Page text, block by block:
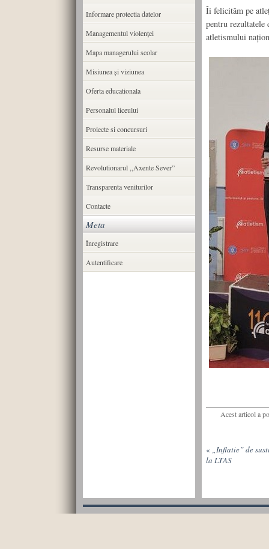
Îi felicităm pe
pentru
atletismului
Acest articol a
« „Inflatie” de
la LTAS
Informare protectia datelor
Managementul violenței
Mapa managerului scolar
Misiunea şi viziunea
Oferta educationala
Personalul liceului
Proiecte si concursuri
Resurse materiale
Revolutionarul ,,Axente Sever”
Transparenta veniturilor
Contacte
Meta
Înregistrare
Autentificare